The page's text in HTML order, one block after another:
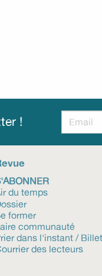
!
du temps
former
communauté
dans l'instant / Billet
des lecteurs